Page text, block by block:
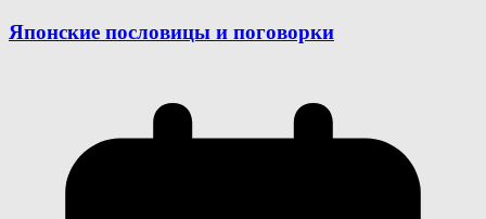
Японские пословицы и поговорки